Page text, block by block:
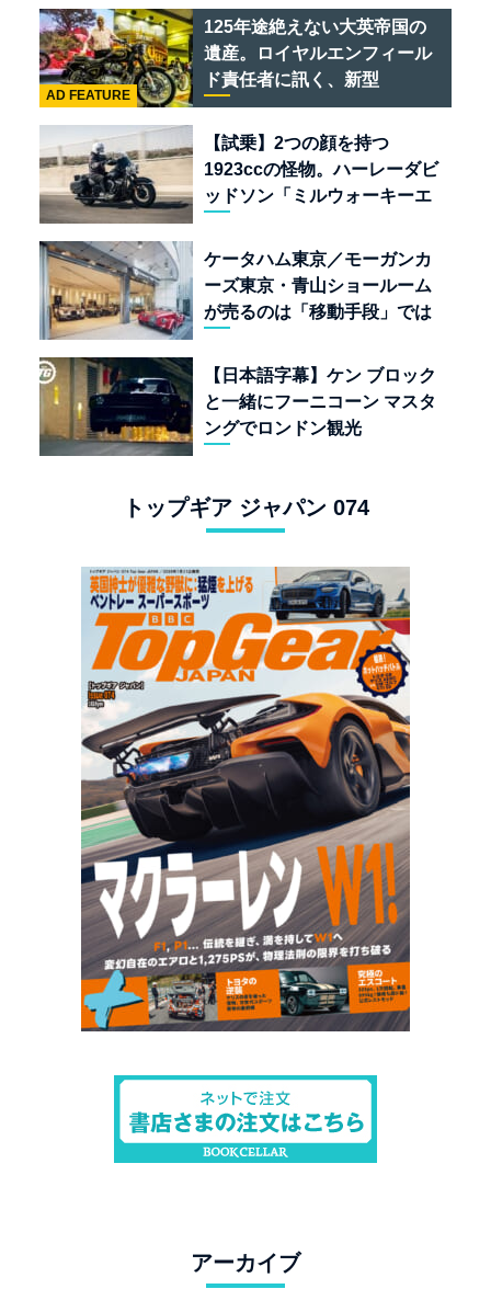
ある
125年途絶えない大英帝国の
遺産。ロイヤルエンフィール
ド責任者に訊く、新型
「BULLET 650」と“時間の
質”を愛する理由
AD FEATURE
【試乗】2つの顔を持つ
1923ccの怪物。ハーレーダビ
ッドソン「ミルウォーキーエ
ケータハム東京／モーガンカ
ーズ東京・青山ショールーム
が売るのは「移動手段」では
【日本語字幕】ケン ブロック
と一緒にフーニコーン マスタ
ングでロンドン観光
トップギア ジャパン 074
アーカイブ